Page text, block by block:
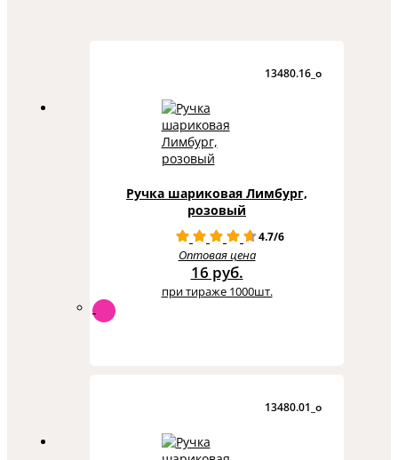
13480.16_o
Ручка шариковая Лимбург,
розовый
4.7/6
Оптовая цена
16 руб.
при тираже 1000шт.
13480.01_o